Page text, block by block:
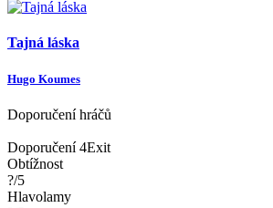
Tajná láska
Hugo Koumes
Doporučení hráčů
Doporučení 4Exit
Obtížnost
?/5
Hlavolamy